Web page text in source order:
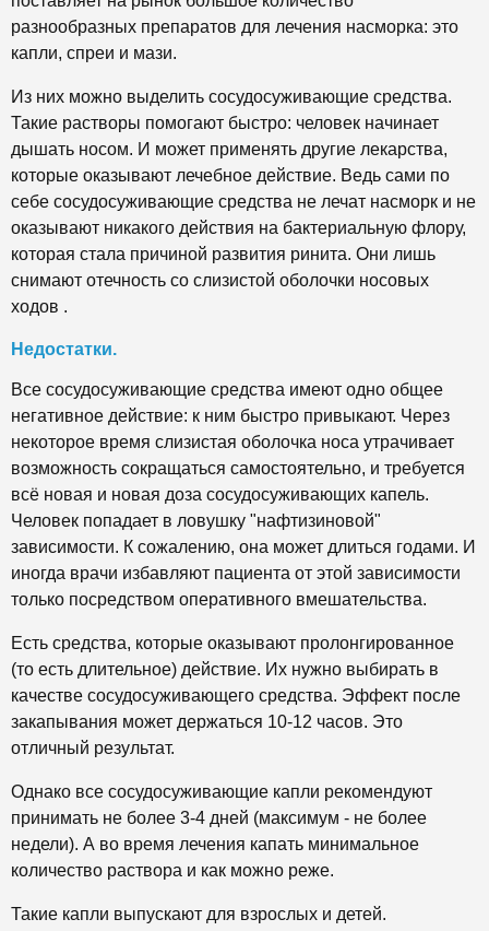
разнообразных препаратов для лечения насморка: это
капли, спреи и мази.
Из них можно выделить сосудосуживающие средства.
Такие растворы помогают быстро: человек начинает
дышать носом. И может применять другие лекарства,
которые оказывают лечебное действие. Ведь сами по
себе сосудосуживающие средства не лечат насморк и не
оказывают никакого действия на бактериальную флору,
которая стала причиной развития ринита. Они лишь
снимают отечность со слизистой оболочки носовых
ходов .
Недостатки.
Все сосудосуживающие средства имеют одно общее
негативное действие: к ним быстро привыкают. Через
некоторое время слизистая оболочка носа утрачивает
возможность сокращаться самостоятельно, и требуется
всё новая и новая доза сосудосуживающих капель.
Человек попадает в ловушку "нафтизиновой"
зависимости. К сожалению, она может длиться годами. И
иногда врачи избавляют пациента от этой зависимости
только посредством оперативного вмешательства.
Есть средства, которые оказывают пролонгированное
(то есть длительное) действие. Их нужно выбирать в
качестве сосудосуживающего средства. Эффект после
закапывания может держаться 10-12 часов. Это
отличный результат.
Однако все сосудосуживающие капли рекомендуют
принимать не более 3-4 дней (максимум - не более
недели). А во время лечения капать минимальное
количество раствора и как можно реже.
Такие капли выпускают для взрослых и детей.